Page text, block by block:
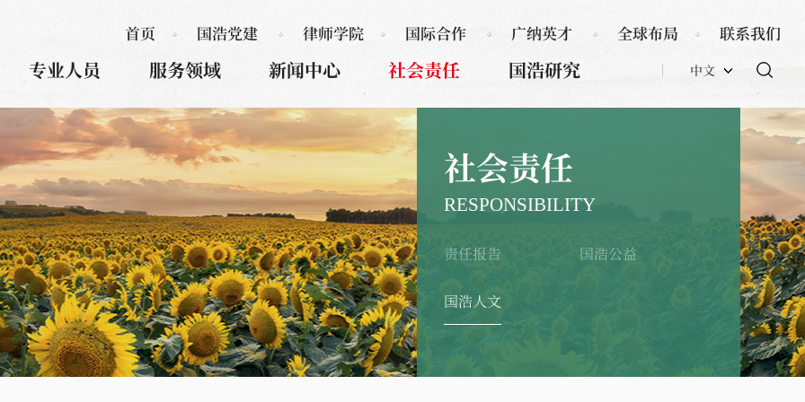
专业人员 服务领域 新闻中心 社会责任 国浩研究 中文
首页 国浩党建 律师学院 国际合作 广纳英才 全球布局 联系我们
社会责任
RESPONSIBILITY
责任报告 国浩公益
国浩人文